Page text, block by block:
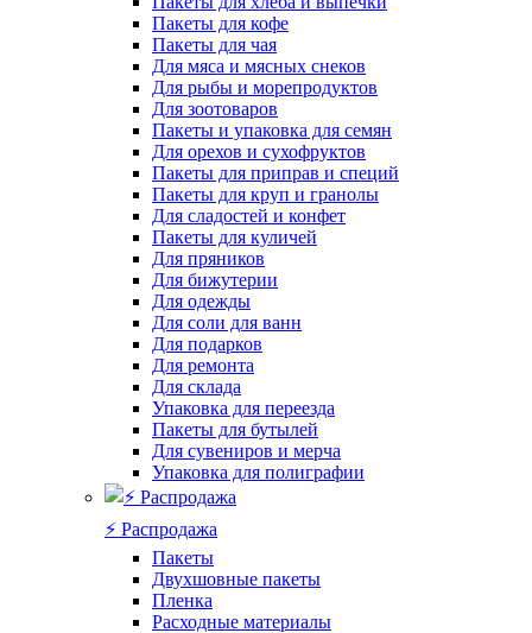
Пакеты для кофе
Пакеты для чая
Для мяса и мясных снеков
Для рыбы и морепродуктов
Для зоотоваров
Пакеты и упаковка для семян
Для орехов и сухофруктов
Пакеты для приправ и специй
Пакеты для круп и гранолы
Для сладостей и конфет
Пакеты для куличей
Для пряников
Для бижутерии
Для одежды
Для соли для ванн
Для подарков
Для ремонта
Для склада
Упаковка для переезда
Пакеты для бутылей
Для сувениров и мерча
Упаковка для полиграфии
⚡️ Распродажа
Пакеты
Двухшовные пакеты
Пленка
Расходные материалы